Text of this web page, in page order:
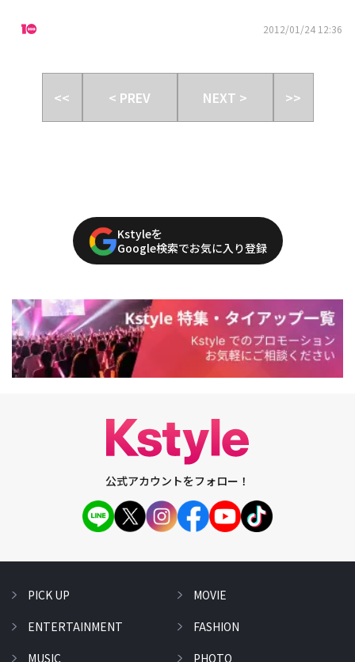
2012/01/24 12:36
<< < PREV NEXT > >>
Kstyleを
Google検索でお気に入り登録
公式アカウントをフォロー！
PICK UP
ENTERTAINMENT
MUSIC
MOVIE
FASHION
PHOTO